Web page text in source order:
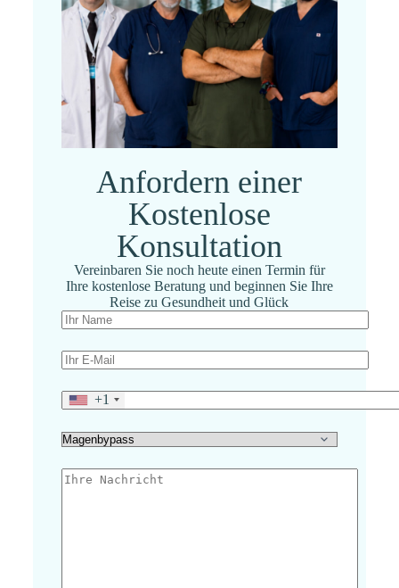
Anfordern einer
Kostenlose
Konsultation
Vereinbaren Sie noch heute einen Termin für
Ihre kostenlose Beratung und beginnen Sie Ihre
Reise zu Gesundheit und Glück
+1